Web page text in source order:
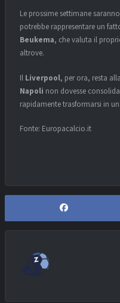
Le prossime settimane
potrebbe rappresentare un
Beukema, che valuta il
altrove.
Il Liverpool, per ora, resta
Napoli non dovesse
rapidamente trasformarsi in
Fonte: Europacalcio.it